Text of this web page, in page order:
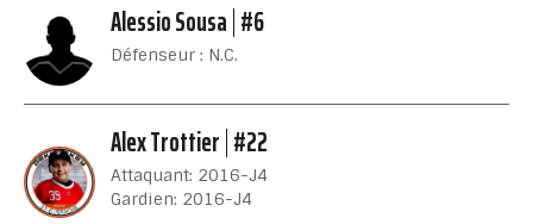
Alessio Sousa #6
Défenseur : N.C.
Alex Trottier #22
Attaquant: 2016-J4
Gardien: 2016-J4